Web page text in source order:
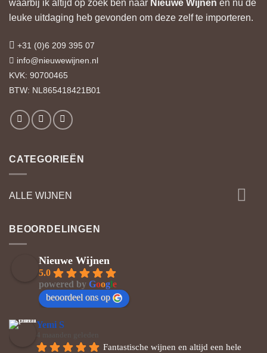
waarbij ik altijd op zoek ben naar Nieuwe Wijnen en nu de
leuke uitdaging heb gevonden om deze zelf te importeren.
+31 (0)6 209 395 07
info@nieuwewijnen.nl
KVK: 90700465
BTW: NL865418421B01
CATEGORIEËN
ALLE WIJNEN
BEOORDELINGEN
Nieuwe Wijnen
5.0
powered by Google
beoordeel ons op
Yemi S
4 maanden geleden
Fantastische wijnen en altijd een hele